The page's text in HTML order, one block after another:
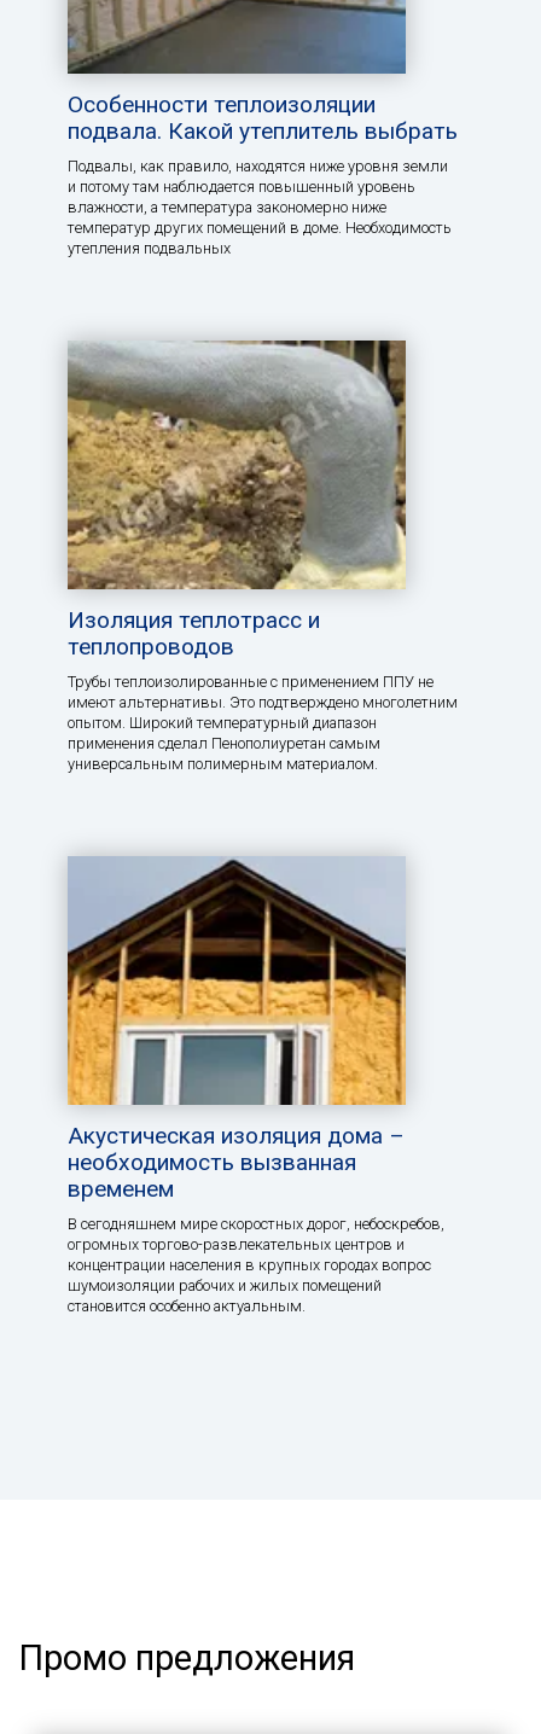
Особенности теплоизоляции
подвала. Какой утеплитель выбрать
Подвалы, как правило, находятся ниже уровня земли
и потому там наблюдается повышенный уровень
влажности, а температура закономерно ниже
температур других помещений в доме. Необходимость
утепления подвальных
Изоляция теплотрасс и
теплопроводов
Трубы теплоизолированные с применением ППУ не
имеют альтернативы. Это подтверждено многолетним
опытом. Широкий температурный диапазон
применения сделал Пенополиуретан самым
универсальным полимерным материалом.
Акустическая изоляция дома –
необходимость вызванная
временем
В сегодняшнем мире скоростных дорог, небоскребов,
огромных торгово-развлекательных центров и
концентрации населения в крупных городах вопрос
шумоизоляции рабочих и жилых помещений
становится особенно актуальным.
Промо предложения